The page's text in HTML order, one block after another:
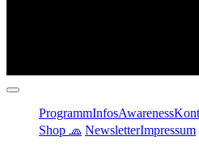
ProgrammInfosAwareness
Shop 🧢 NewsletterImpressum